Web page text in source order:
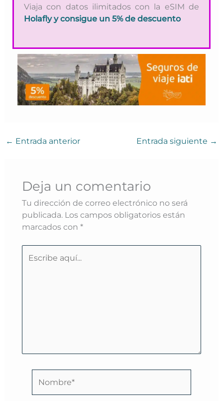
Viaja con datos ilimitados con la eSIM de
Holaflyy consigue un 5% de descuento
← Entrada anterior Entrada siguiente →
Deja un comentario
Tu dirección de correo electrónico no será
publicada. Los campos obligatorios están
marcados con *
aquí...